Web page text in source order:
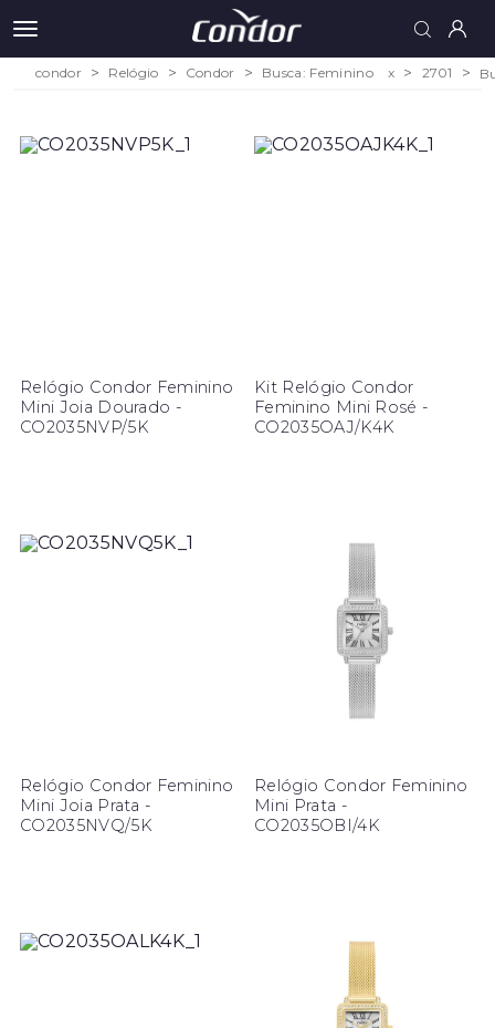
condor Relógio Condor Busca: Feminino x 2701
Relógio Condor Feminino
Mini Joia Dourado -
CO2035NVP/5K
Kit Relógio Condor
Feminino Mini Rosé -
CO2035OAJ/K4K
Relógio Condor Feminino
Mini Joia Prata -
CO2035NVQ/5K
Relógio Condor Feminino
Mini Prata -
CO2035OBI/4K